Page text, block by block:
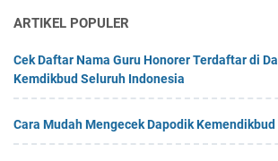
ARTIKEL POPULER
Cek Daftar Nama Guru Honorer Terdaftar di
Kemdikbud Seluruh Indonesia
Cara Mudah Mengecek Dapodik